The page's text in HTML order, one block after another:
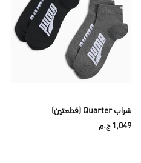
شراب Quarter (قطعتين)
1,049 ج.م